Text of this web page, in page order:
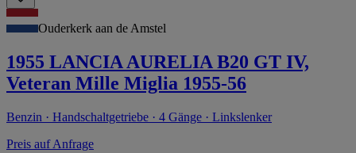
Ouderkerk aan de Amstel
1955 LANCIA AURELIA B20 GT IV,
Veteran Mille Miglia 1955-56
Benzin · Handschaltgetriebe · 4 Gänge · Linkslenker
Preis auf Anfrage